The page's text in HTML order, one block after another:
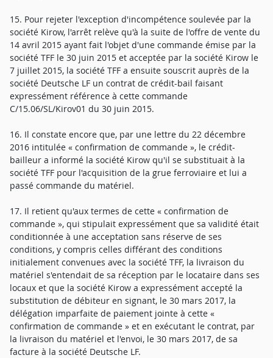
15. Pour rejeter l'exception d'incompétence soulevée par la
société Kirow, l'arrêt relève qu'à la suite de l'offre de vente du
14 avril 2015 ayant fait l'objet d'une commande émise par la
société TFF le 30 juin 2015 et acceptée par la société Kirow le
7 juillet 2015, la société TFF a ensuite souscrit auprès de la
société Deutsche LF un contrat de crédit-bail faisant
expressément référence à cette commande
C/15.06/SL/Kirov01 du 30 juin 2015.
16. Il constate encore que, par une lettre du 22 décembre
2016 intitulée « confirmation de commande », le crédit-
bailleur a informé la société Kirow qu'il se substituait à la
société TFF pour l'acquisition de la grue ferroviaire et lui a
passé commande du matériel.
17. Il retient qu'aux termes de cette « confirmation de
commande », qui stipulait expressément que sa validité était
conditionnée à une acceptation sans réserve de ses
conditions, y compris celles différant des conditions
initialement convenues avec la société TFF, la livraison du
matériel s'entendait de sa réception par le locataire dans ses
locaux et que la société Kirow a expressément accepté la
substitution de débiteur en signant, le 30 mars 2017, la
délégation imparfaite de paiement jointe à cette «
confirmation de commande » et en exécutant le contrat, par
la livraison du matériel et l'envoi, le 30 mars 2017, de sa
facture à la société Deutsche LF.